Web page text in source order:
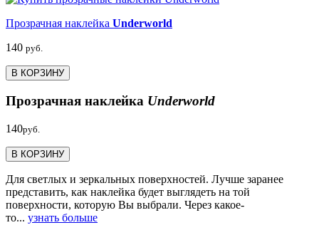
Прозрачная наклейка Underworld
140 руб.
В КОРЗИНУ
Прозрачная наклейка Underworld
140руб.
В КОРЗИНУ
Для светлых и зеркальных поверхностей. Лучше заранее
представить, как наклейка будет выглядеть на той
поверхности, которую Вы выбрали. Через какое-
то... узнать больше